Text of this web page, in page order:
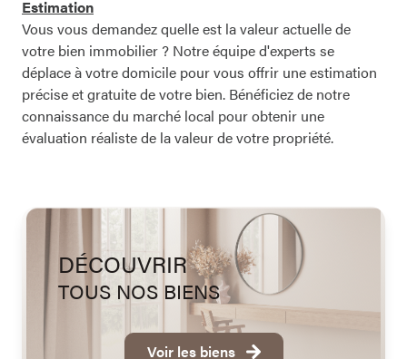
DÉCOUVRIR
TOUS NOS BIENS
Voir les biens
Estimation
Vous vous demandez quelle est la valeur actuelle de
votre bien immobilier ? Notre équipe d'experts se
déplace à votre domicile pour vous offrir une estimation
précise et gratuite de votre bien. Bénéficiez de notre
connaissance du marché local pour obtenir une
évaluation réaliste de la valeur de votre propriété.